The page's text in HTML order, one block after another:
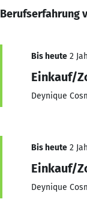
Berufserfahrung
Bis heute 2
Einkauf/
Deynique
Bis heute 2
Einkauf/
Deynique